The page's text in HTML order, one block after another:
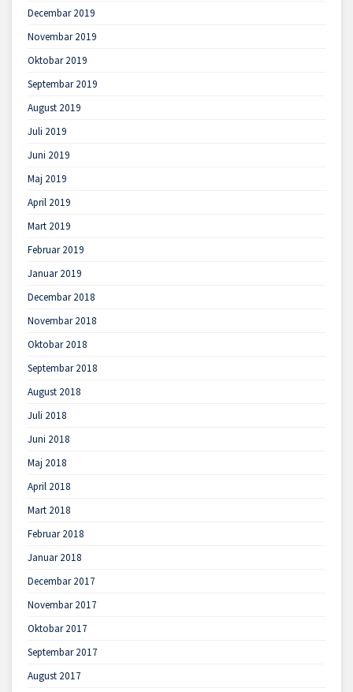
Decembar 2019
Novembar 2019
Oktobar 2019
Septembar 2019
August 2019
Juli 2019
Juni 2019
Maj 2019
April 2019
Mart 2019
Februar 2019
Januar 2019
Decembar 2018
Novembar 2018
Oktobar 2018
Septembar 2018
August 2018
Juli 2018
Juni 2018
Maj 2018
April 2018
Mart 2018
Februar 2018
Januar 2018
Decembar 2017
Novembar 2017
Oktobar 2017
Septembar 2017
August 2017